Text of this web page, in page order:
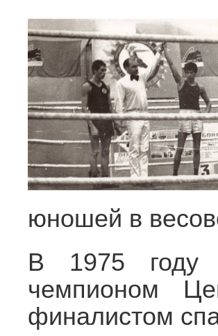
юношей в
В 1975
чемпионом
финалистом